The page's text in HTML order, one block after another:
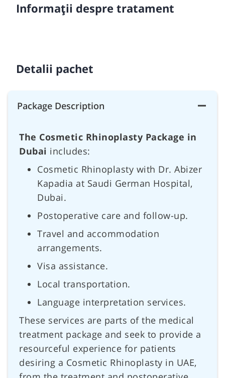
Informații despre tratament
Detalii pachet
Package Description
The Cosmetic Rhinoplasty Package in
Dubai includes:
Cosmetic Rhinoplasty with Dr. Abizer
Kapadia at Saudi German Hospital,
Dubai.
Postoperative care and follow-up.
Travel and accommodation
arrangements.
Visa assistance.
Local transportation.
Language interpretation services.
These services are parts of the medical
treatment package and seek to provide a
resourceful experience for patients
desiring a Cosmetic Rhinoplasty in UAE,